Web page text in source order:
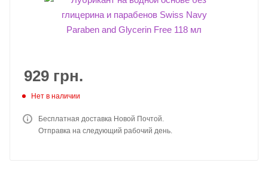
929 грн.
Нет в наличии
Бесплатная доставка Новой Почтой.
Отправка на следующий рабочий день.